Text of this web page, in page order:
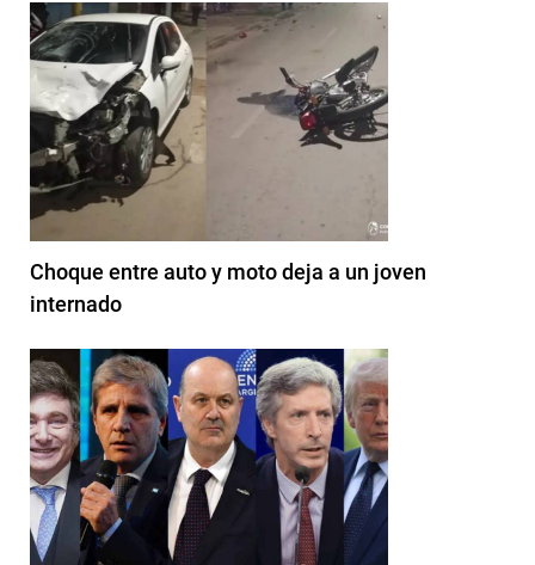
Choque entre auto y moto deja a un joven
internado